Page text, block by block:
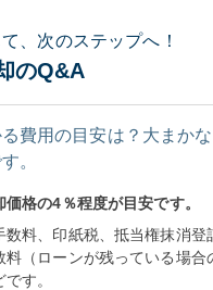
、次のステップへ！
のQ&A
費用の目安は？大まか
。
格の4％程度が目安です。
数料、印紙税、抵当権抹消登
料（ローンが残っている場合
す。